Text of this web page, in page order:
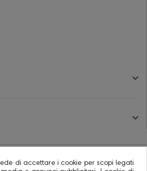


di accettare i cookie per scopi legati